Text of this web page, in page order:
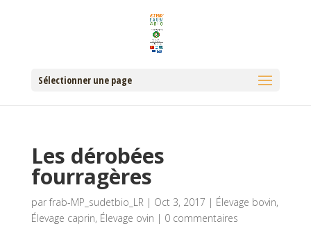
Sélectionner une page
Les dérobées
fourragères
par frab-MP_sudetbio_LR| Oct 3, 2017 | Élevage bovin,
Élevage caprin, Élevage ovin | 0 commentaires